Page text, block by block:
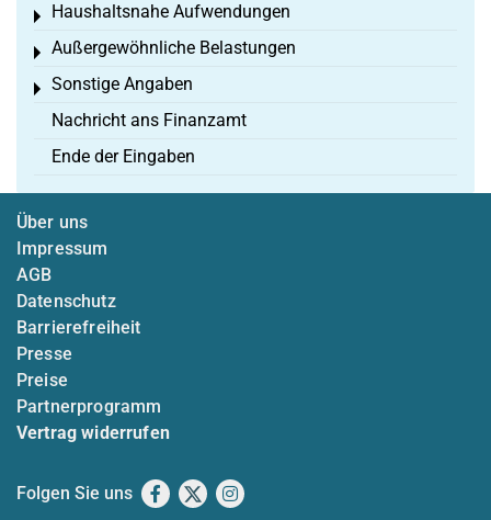
Haushaltsnahe Aufwendungen
Toggle menu
Außergewöhnliche Belastungen
Toggle menu
Sonstige Angaben
Toggle menu
Nachricht ans Finanzamt
Ende der Eingaben
Über uns
Impressum
AGB
Datenschutz
Barrierefreiheit
Presse
Preise
Partnerprogramm
Vertrag widerrufen
Folgen Sie uns Facebook
X Instagram